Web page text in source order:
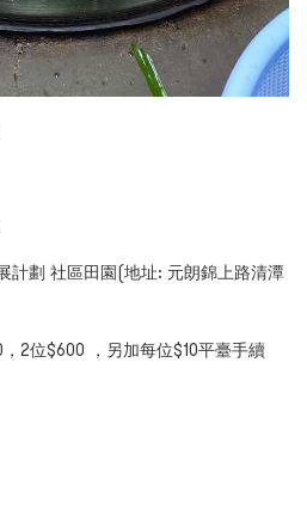
計劃 社區田園(地址: 元朗錦上路清潭
2位$600 ，另加每位$10平臺手續